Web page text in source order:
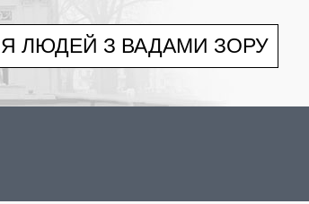
ЛЮДЕЙ З ВАДАМИ ЗОРУ